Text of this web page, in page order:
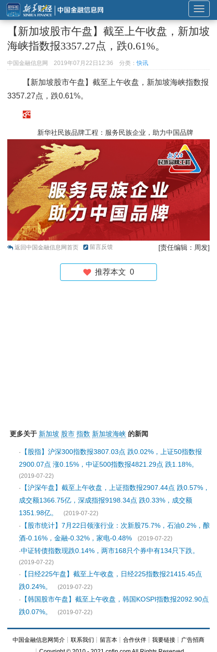
展
开
或
导
航
【新加坡股市午盘】截至上午收盘，新加坡
海峡指数报3357.27点，跌0.61%。
中国金融信息网 2019年07月22日12:36 分类：快讯
【新加坡股市午盘】截至上午收盘，新加坡海峡指数报
3357.27点，跌0.61%。
新华社民族品牌工程：服务民族企业，助力中国品牌
返回中国金融信息网首页 留言反馈 [责任编辑：周发]
推荐本文 0
更多关于 新加坡 股市 指数 新加坡海峡 的新闻
·
【股指】沪深300指数报3807.03点 跌0.02%，上证50指数报
2900.07点 涨0.15%，中证500指数报4821.29点 跌1.18%。
(2019-07-22)
·
【沪深午盘】截至上午收盘，上证指数报2907.44点 跌0.57%，
成交额1366.75亿，深成指报9198.34点 跌0.33%，成交额
1351.98亿。
(2019-07-22)
·
【股市统计】7月22日领涨行业：次新股75.7%，石油0.2%，酿
酒-0.16%，金融-0.32%，家电-0.48%
(2019-07-22)
·中证转债指数现跌0.14%，两市168只个券中有134只下跌。
(2019-07-22)
·
【日经225午盘】截至上午收盘，日经225指数报21415.45点
跌0.24%。
(2019-07-22)
·
【韩国股市午盘】截至上午收盘，韩国KOSPI指数报2092.90点
跌0.07%。
(2019-07-22)
中国金融信息网简介 ┊ 联系我们 ┊ 留言本 ┊ 合作伙伴 ┊ 我要链接 ┊ 广告招商